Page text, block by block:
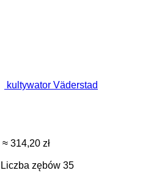
kultywator Väderstad
≈ 314,20 zł
Liczba zębów 35